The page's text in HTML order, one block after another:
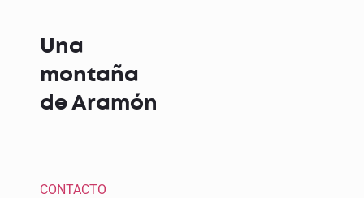
Una
montaña
de Aramón
CONTACTO